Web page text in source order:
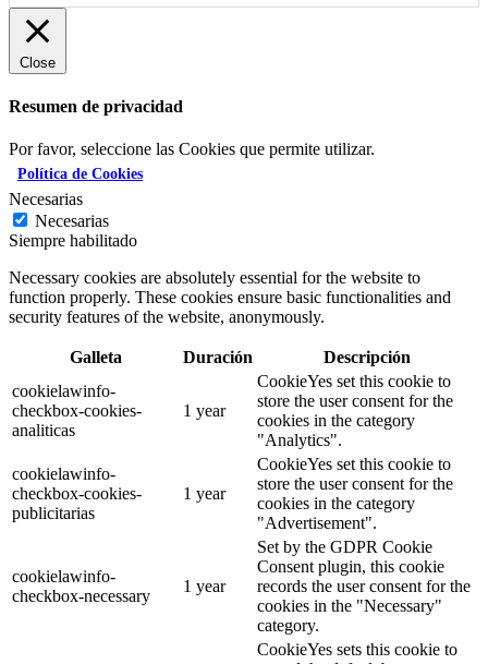
Close
Resumen de privacidad
Por favor, seleccione las Cookies que permite utilizar.
Política de Cookies
Necesarias
Necesarias
Siempre habilitado
Necessary cookies are absolutely essential for the website to
function properly. These cookies ensure basic functionalities and
security features of the website, anonymously.
Galleta Duración
Descripción
cookielawinfo-
checkbox-cookies-
analiticas
1 year
CookieYes set this cookie to
store the user consent for the
cookies in the category
"Analytics".
cookielawinfo-
checkbox-cookies-
publicitarias
1 year
CookieYes set this cookie to
store the user consent for the
cookies in the category
"Advertisement".
cookielawinfo-
checkbox-necessary
1 year
Set by the GDPR Cookie
Consent plugin, this cookie
records the user consent for the
cookies in the "Necessary"
category.
CookieYes sets this cookie to